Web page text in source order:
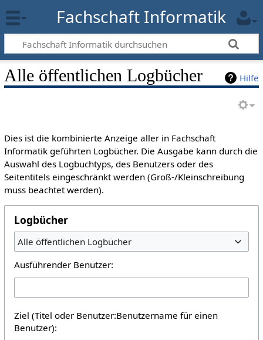
Fachschaft Informatik
Hilfe
Alle öffentlichen Logbücher
Dies ist die kombinierte Anzeige aller in Fachschaft
Informatik geführten Logbücher. Die Ausgabe kann durch die
Auswahl des Logbuchtyps, des Benutzers oder des
Seitentitels eingeschränkt werden (Groß-/Kleinschreibung
muss beachtet werden).
Logbücher
Alle öffentlichen Logbücher
Ausführender Benutzer:
Ziel (Titel oder Benutzer:Benutzername für einen
Benutzer):